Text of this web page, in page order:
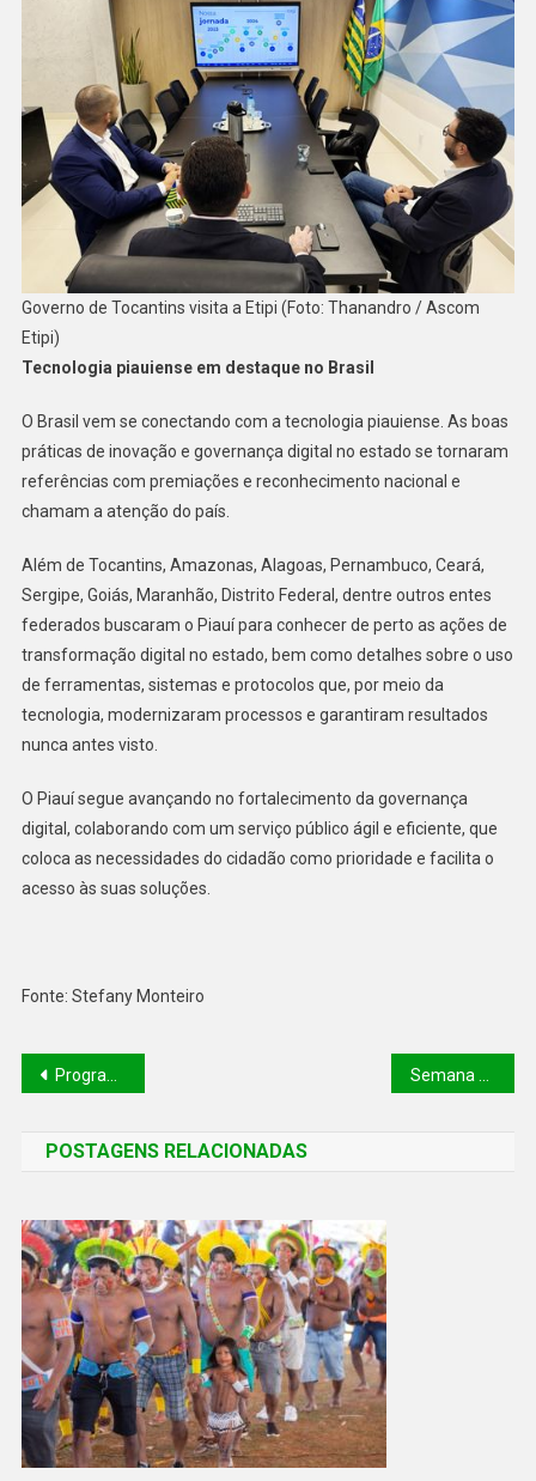
Governo de Tocantins visita a Etipi (Foto: Thanandro / Ascom
Etipi)
Tecnologia piauiense em destaque no Brasil
O Brasil vem se conectando com a tecnologia piauiense. As boas
práticas de inovação e governança digital no estado se tornaram
referências com premiações e reconhecimento nacional e
chamam a atenção do país.
Além de Tocantins, Amazonas, Alagoas, Pernambuco, Ceará,
Sergipe, Goiás, Maranhão, Distrito Federal, dentre outros entes
federados buscaram o Piauí para conhecer de perto as ações de
transformação digital no estado, bem como detalhes sobre o uso
de ferramentas, sistemas e protocolos que, por meio da
tecnologia, modernizaram processos e garantiram resultados
nunca antes visto.
O Piauí segue avançando no fortalecimento da governança
digital, colaborando com um serviço público ágil e eficiente, que
coloca as necessidades do cidadão como prioridade e facilita o
acesso às suas soluções.
Fonte: Stefany Monteiro
Programa Fomento Rural libera mais de R$ 2,5 milhões para incentivar o empreendedorismo nos municípios do Piauí Semana Pedagógica encerra ciclo de planejamento para início do ano letivo nas escolas da rede estadual
POSTAGENS RELACIONADAS